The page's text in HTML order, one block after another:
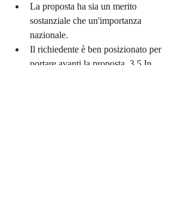
La proposta ha sia un merito
sostanziale che un'importanza
nazionale.
Il richiedente è ben posizionato per
portare avanti la proposta. 3.5 In